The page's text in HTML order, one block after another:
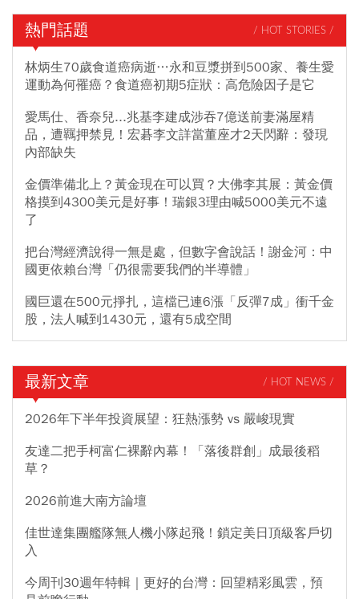
熱門話題 / HOT STORIES /
林炳生70歲食道癌病逝…永和豆漿拼到500家、養生愛
運動為何罹癌？食道癌初期5症狀：高危險因子是它
愛馬仕、香奈兒...兆基李建成涉吞7億送前妻滿屋精
品，遭羈押禁見！宏碁李文詳當董座才2天閃辭：發現
內部缺失
金價準備北上？黃金現在可以買？大佛李其展：黃金價
格摸到4300美元是好事！瑞銀3理由喊5000美元不遠
了
把台灣經濟說得一無是處，但數字會說話！謝金河：中
國更依賴台灣「仍很需要我們的半導體」
國巨還在500元掙扎，這檔已連6漲「反彈7成」衝千金
股，法人喊到1430元，還有5成空間
最新文章 / HOT NEWS /
2026年下半年投資展望：狂熱漲勢 vs 嚴峻現實
友達二把手柯富仁裸辭內幕！「落後群創」成最後稻
草？
2026前進大南方論壇
佳世達集團艦隊無人機小隊起飛！鎖定美日頂級客戶切
入
今周刊30週年特輯｜更好的台灣：回望精彩風雲，預